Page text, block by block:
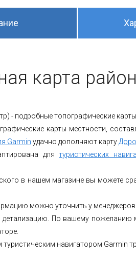
карта
- подробные топографические
карты местности,
Garmin удачно дополняют карту
длятуристических
в нашем магазине вы можете
можно уточнить у
По вашему пожеланию
туристическим навигатором Garmin